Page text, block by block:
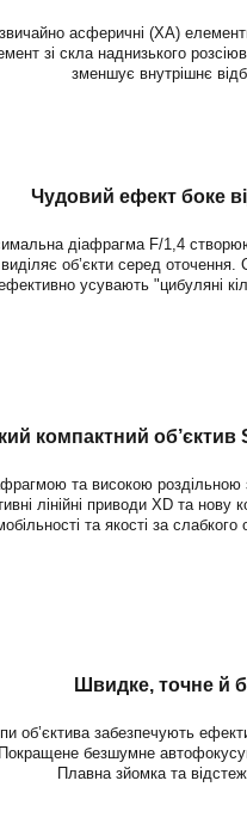
асферичні (XA)
зі скла наднизького
зменшує внутрішнє
Чудовий ефект боке
діафрагма F/1,4
об’єкти серед
усувають "цибуляні
компактний об’єктив
та високою
лінійні приводи XD та
та якості за
Швидке, точне й
об’єктива забезпечують
безшумне
Плавна зйомка та